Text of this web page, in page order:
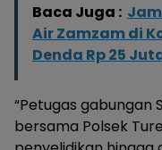
Baca Juga :
Air Zamzam di
Denda Rp 25
“Petugas gabungan
bersama Polsek